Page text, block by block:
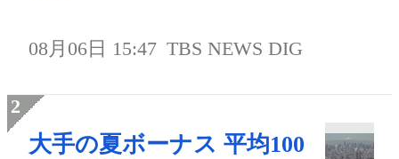
08月06日 15:47 TBS NEWS DIG
大手の夏ボーナス 平均100